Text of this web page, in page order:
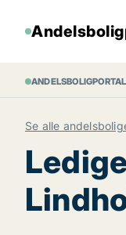
Se alle